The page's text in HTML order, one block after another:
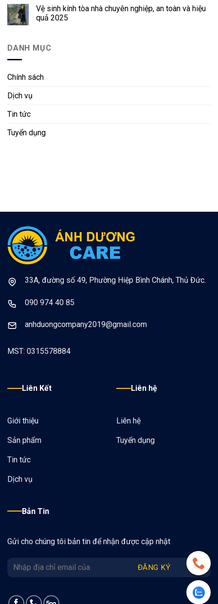
Vệ sinh kính tòa nhà chuyên nghiệp, an toàn và hiệu
quả 2025
DANH MỤC
Chính sách
Dịch vụ
Tin tức
Tuyển dụng
33A, đường số 49, Phường Hiệp Bình Chánh, Thủ Đức.
090 974 40 85
anhduongcompany2019@gmail.com
MST: 0315578884
Liên Kết
Giới thiệu
Sản phẩm
Tin tức
Dịch vụ
Liên hệ
Liên hệ
Tuyển dụng
Bản Tin
Gửi cho chúng tôi bản tin để nhận được cập nhật